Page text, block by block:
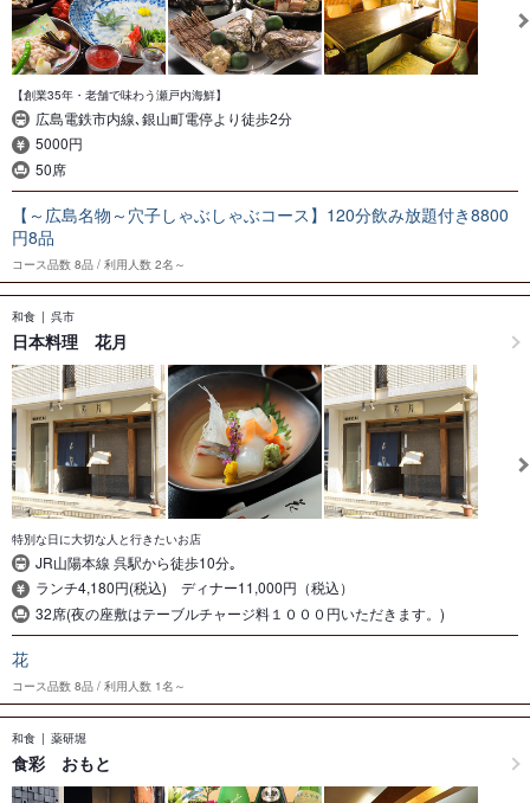
【創業35年・老舗で味わう瀬戸内海鮮】
広島電鉄市内線､銀山町電停より徒歩2分
5000円
50席
【～広島名物～穴子しゃぶしゃぶコース】120分飲み放題付き8800
円8品
コース品数 8品 利用人数 2名～
和食 呉市
日本料理 花月
特別な日に大切な人と行きたいお店
JR山陽本線 呉駅から徒歩10分｡
ランチ4,180円(税込) ディナー11,000円（税込）
32席(夜の座敷はテーブルチャージ料１０００円いただきます。)
花
コース品数 8品 利用人数 1名～
和食 薬研堀
食彩 おもと